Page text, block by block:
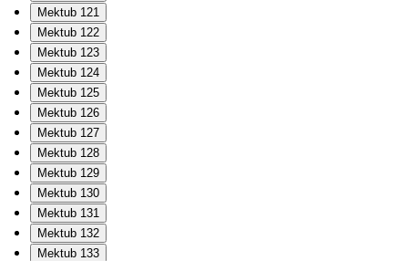
Mektub 121
Mektub 122
Mektub 123
Mektub 124
Mektub 125
Mektub 126
Mektub 127
Mektub 128
Mektub 129
Mektub 130
Mektub 131
Mektub 132
Mektub 133